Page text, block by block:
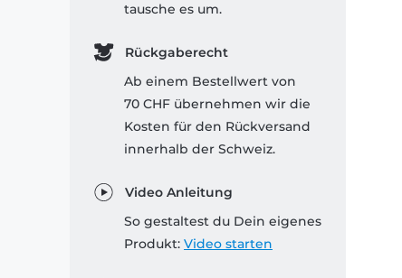
tausche es um.
Rückgaberecht
Ab einem Bestellwert von
70 CHF übernehmen wir die
Kosten für den Rückversand
innerhalb der Schweiz.
Video Anleitung
So gestaltest du Dein eigenes
Produkt: Video starten